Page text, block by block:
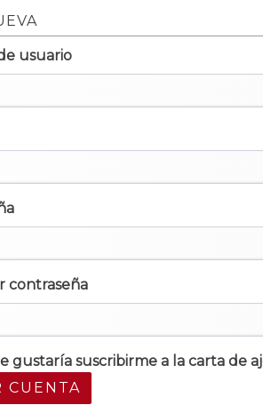
usuario
contraseña
gustaría suscribirme a la carta de
CUENTA